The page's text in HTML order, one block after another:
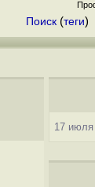
Поиск (теги)
17 июля